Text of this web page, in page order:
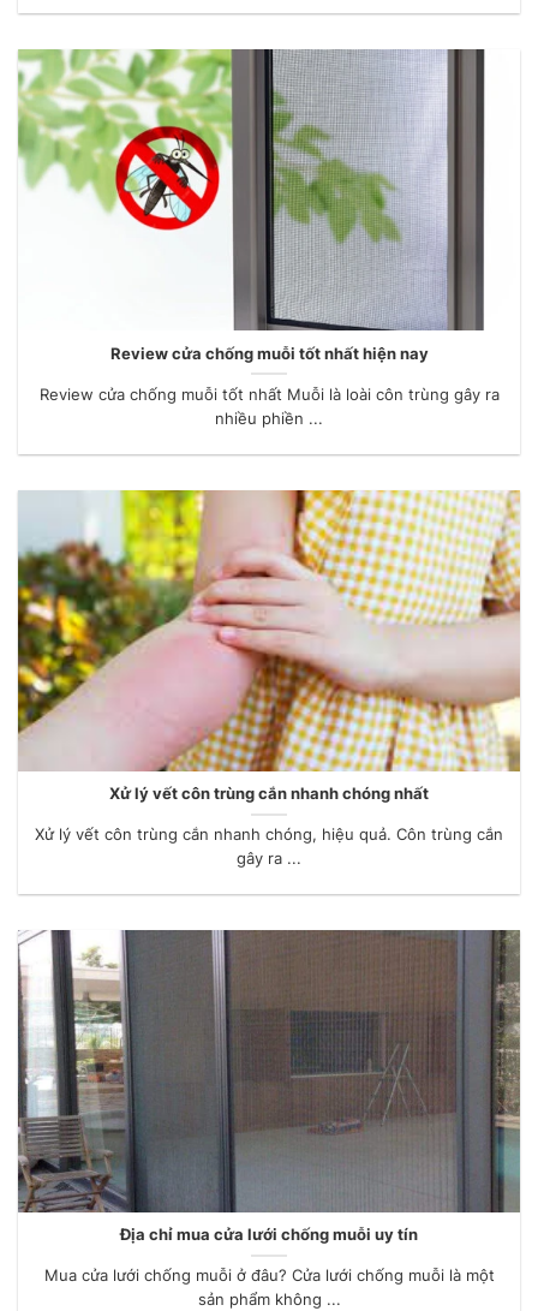
Review cửa chống muỗi tốt nhất hiện nay
Review cửa chống muỗi tốt nhất Muỗi là loài côn trùng gây ra
nhiều phiền ...
Xử lý vết côn trùng cắn nhanh chóng nhất
Xử lý vết côn trùng cắn nhanh chóng, hiệu quả. Côn trùng cắn
gây ra ...
Địa chỉ mua cửa lưới chống muỗi uy tín
Mua cửa lưới chống muỗi ở đâu? Cửa lưới chống muỗi là một
sản phẩm không ...